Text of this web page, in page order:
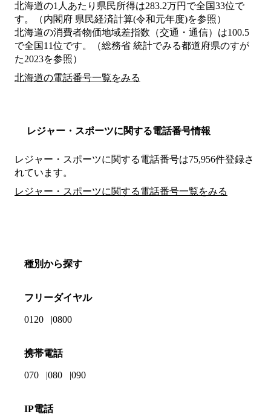
北海道の1人あたり県民所得は283.2万円で全国33位で
す。（内閣府 県民経済計算(令和元年度)を参照）
北海道の消費者物価地域差指数（交通・通信）は100.5
で全国11位です。（総務省 統計でみる都道府県のすが
た2023を参照）
北海道の電話番号一覧をみる
レジャー・スポーツに関する電話番号情報
レジャー・スポーツに関する電話番号は75,956件登録さ
れています。
レジャー・スポーツに関する電話番号一覧をみる
種別から探す
フリーダイヤル
0120 0800
携帯電話
070 080 090
IP電話